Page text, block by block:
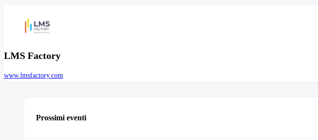
LMS Factory
www.lmsfactory.com
Prossimi eventi